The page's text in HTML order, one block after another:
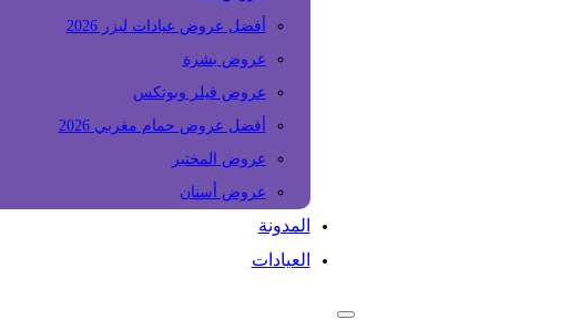
أفضل عروض عيادات ليزر 2026
عروض بشرة
عروض فيلر وبوتكس
أفضل عروض حمام مغربي 2026
عروض المختبر
عروض أسنان
المدونة
العيادات